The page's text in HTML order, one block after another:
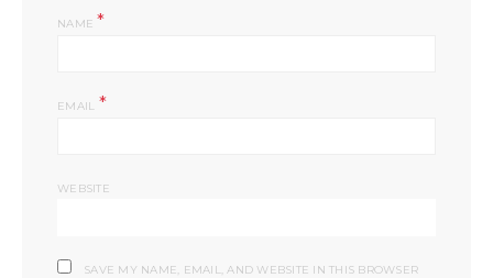
NAME*
EMAIL *
WEBSITE
SAVE MY NAME, EMAIL, AND WEBSITE IN THIS BROWSER